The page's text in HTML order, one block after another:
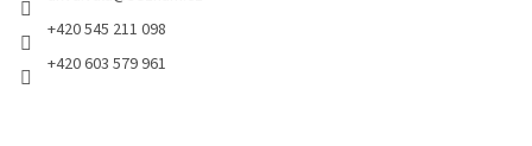
+420 545 211 098
+420 603 579 961